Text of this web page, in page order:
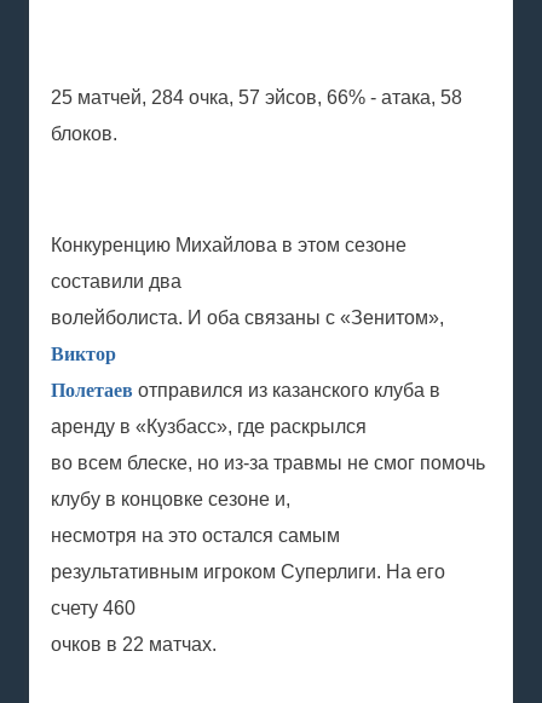
25 матчей, 284 очка, 57 эйсов, 66% - атака, 58
блоков.
Конкуренцию Михайлова в этом сезоне
составили два
волейболиста. И оба связаны с «Зенитом»,
Виктор
Полетаев отправился из казанского клуба в
аренду в «Кузбасс», где раскрылся
во всем блеске, но из-за травмы не смог помочь
клубу в концовке сезоне и,
несмотря на это остался самым
результативным игроком Суперлиги. На его
счету 460
очков в 22 матчах.